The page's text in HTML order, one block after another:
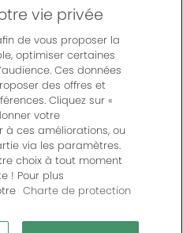
| Rue Jean Samazeuilh - CS
cedex - France
Events And More
données personnelles
manifestations
des cookies
vie privée
de vous proposer la
optimiser certaines
Ces données
des offres et
Cliquez sur «
votre
ces améliorations, ou
via les paramètres.
choix à tout moment
! Pour plus
Charte de protection